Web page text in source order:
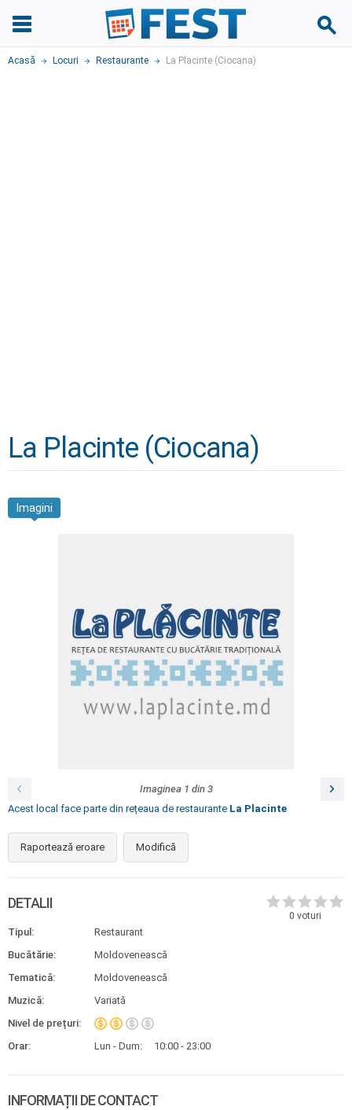
Acasă Locuri Restaurante La Placinte (Ciocana)
La Placinte (Ciocana)
Imagini
Imaginea 1 din 3
Acest local face parte din rețeaua de restaurante La Placinte
Raportează eroare Modifică
0 voturi
DETALII
Tipul:
Restaurant
Bucătărie:
Moldovenească
Tematică:
Moldovenească
Muzică:
Variată
Nivel de prețuri:
Orar:
Lun - Dum: 10:00 - 23:00
INFORMAȚII DE CONTACT